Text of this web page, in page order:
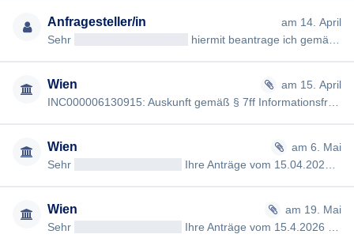
Anfragesteller/in
am 14. April
Sehr
hiermit beantrage ich gemäß § 7ff Informationsfreiheitsgesetz (IFG) die Erteilung fo…
Wien
am 15. April
Wien
am 6. Mai
Sehr
Ihre Anträge vom 15.04.2026 richten sich auf Informationen zu einem konkreten Projekt…
Wien
am 19. Mai
Sehr
Ihre Anträge vom 15.4.2026 wurden bereits fristgerecht beantwortet. Wir verweisen di…